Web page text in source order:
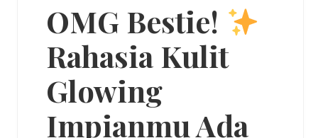
OMG Bestie!
Rahasia Kulit
Glowing
Impianmu Ada